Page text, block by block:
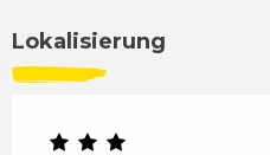
Lokalisierung